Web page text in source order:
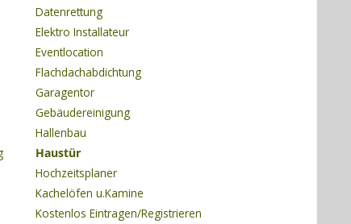
Datenrettung
Elektro Installateur
Eventlocation
Flachdachabdichtung
Garagentor
Gebäudereinigung
Hallenbau
Haustür
Hochzeitsplaner
Kachelöfen u.Kamine
Kostenlos Eintragen/Registrieren